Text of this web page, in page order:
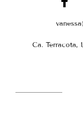
Ca. Terracota,